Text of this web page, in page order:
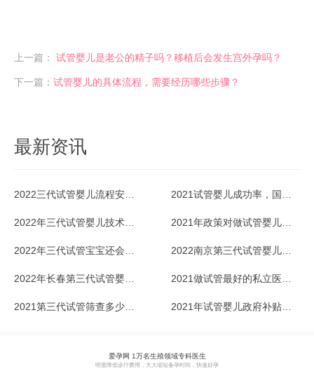
上一篇： 试管婴儿是老公的精子吗？移植后会发生宫外孕吗？
下一篇： 试管婴儿的具体流程，需要经历哪些步骤？
最新资讯
爱孕网 1万名生殖领域专科医生
明显降低诊疗费用，大大缩短备孕时间，快速好孕